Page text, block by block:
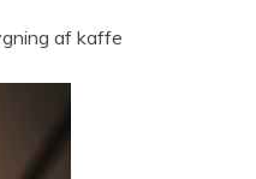
af kaffe